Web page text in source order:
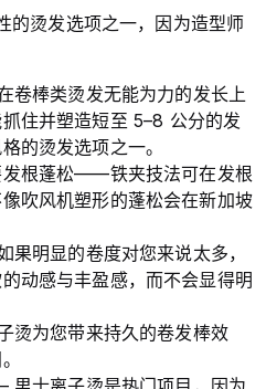
的烫发选项之一，因为造型师
卷棒类烫发无能为力的发长上
住并塑造短至 5–8 公分的发
的烫发选项之一。
发根蓬松——铁夹技法可在发根
吹风机塑形的蓬松会在新加坡
果明显的卷度对您来说太多，
动感与丰盈感，而不会显得明
烫为您带来持久的卷发棒效